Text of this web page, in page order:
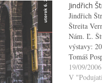
Jindřich
Jindřich
Štreita
Nám. Ľ.
výstavy:
Tomáš
Výstava
19/09/2006
V